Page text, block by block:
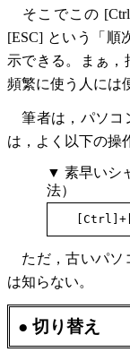
そこでこの
[ESC] という「順
示できる。まぁ，
頻繁に使う人には
筆者は，パソコ
は，よく以下の操
▼ 素早いシ
法）
ただ，古いパソ
は知らない。
● 切り替え